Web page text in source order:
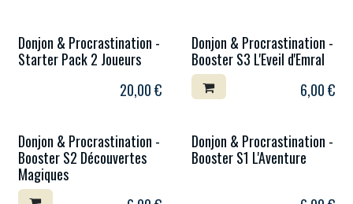
Donjon & Procrastination -
Starter Pack 2 Joueurs
20,00€
Donjon & Procrastination -
Booster S3 L'Eveil d'Emral
6,00€
Donjon & Procrastination -
Booster S2 Découvertes
Magiques
Donjon & Procrastination -
Booster S1 L'Aventure